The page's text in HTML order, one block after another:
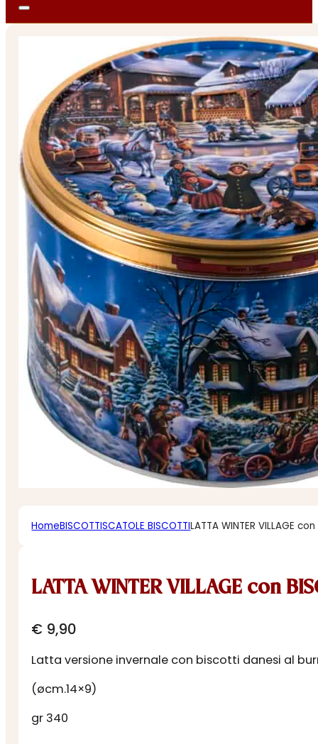
HomeBISCOTTISCATOLE BISCOTTILATTA WINTER VILLAGE
LATTA WINTER VILLAGE con
€ 9,90
Latta versione invernale con biscotti danesi al
(øcm.14×9)
gr 340